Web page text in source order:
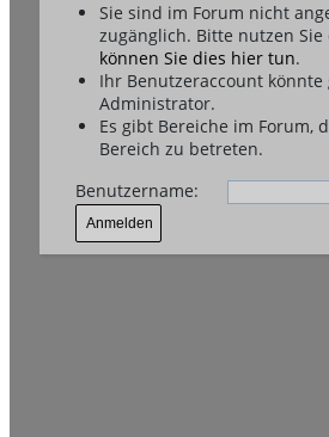
Sie sind im Forum nicht
zugänglich. Bitte nutzen
können Sie dies hier tun.
Ihr Benutzeraccount
Administrator.
Es gibt Bereiche im Forum,
Bereich zu betreten.
Benutzername: